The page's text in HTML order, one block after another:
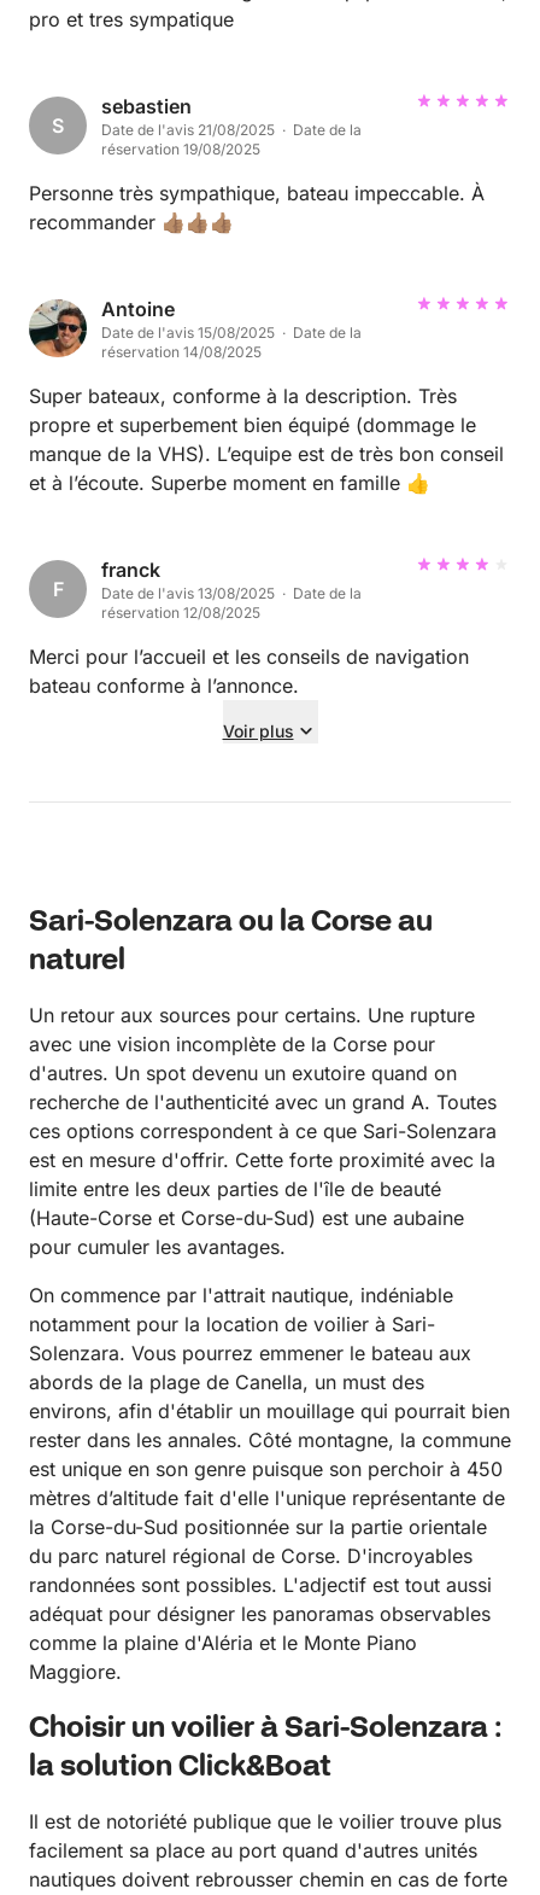
pro et tres sympatique
S
sebastien
Date de l'avis 21/08/2025 · Date de la
réservation 19/08/2025
Personne très sympathique, bateau impeccable. À
recommander 👍🏽👍🏽👍🏽
Antoine
Date de l'avis 15/08/2025 · Date de la
réservation 14/08/2025
Super bateaux, conforme à la description. Très
propre et superbement bien équipé (dommage le
manque de la VHS). L’equipe est de très bon conseil
et à l’écoute. Superbe moment en famille 👍
F
franck
Date de l'avis 13/08/2025 · Date de la
réservation 12/08/2025
Merci pour l’accueil et les conseils de navigation
bateau conforme à l’annonce.
Voir plus
Sari-Solenzara ou la Corse au
naturel
Un retour aux sources pour certains. Une rupture
avec une vision incomplète de la Corse pour
d'autres. Un spot devenu un exutoire quand on
recherche de l'authenticité avec un grand A. Toutes
ces options correspondent à ce que Sari-Solenzara
est en mesure d'offrir. Cette forte proximité avec la
limite entre les deux parties de l'île de beauté
(Haute-Corse et Corse-du-Sud) est une aubaine
pour cumuler les avantages.
On commence par l'attrait nautique, indéniable
notamment pour la location de voilier à Sari-
Solenzara. Vous pourrez emmener le bateau aux
abords de la plage de Canella, un must des
environs, afin d'établir un mouillage qui pourrait bien
rester dans les annales. Côté montagne, la commune
est unique en son genre puisque son perchoir à 450
mètres d’altitude fait d'elle l'unique représentante de
la Corse-du-Sud positionnée sur la partie orientale
du parc naturel régional de Corse. D'incroyables
randonnées sont possibles. L'adjectif est tout aussi
adéquat pour désigner les panoramas observables
comme la plaine d'Aléria et le Monte Piano
Maggiore.
Choisir un voilier à Sari-Solenzara :
la solution Click&Boat
Il est de notoriété publique que le voilier trouve plus
facilement sa place au port quand d'autres unités
nautiques doivent rebrousser chemin en cas de forte